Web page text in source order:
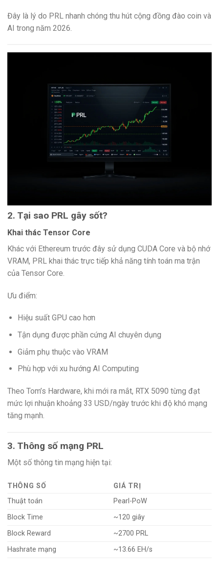
Đây là lý do PRL nhanh chóng thu hút cộng đồng đào coin và
AI trong năm 2026.
2. Tại sao PRL gây sốt?
Khai thác Tensor Core
Khác với Ethereum trước đây sử dụng CUDA Core và bộ nhớ
VRAM, PRL khai thác trực tiếp khả năng tính toán ma trận
của Tensor Core.
Ưu điểm:
Hiệu suất GPU cao hơn
Tận dụng được phần cứng AI chuyên dụng
Giảm phụ thuộc vào VRAM
Phù hợp với xu hướng AI Computing
Theo Tom’s Hardware, khi mới ra mắt, RTX 5090 từng đạt
mức lợi nhuận khoảng 33 USD/ngày trước khi độ khó mạng
tăng mạnh.
3. Thông số mạng PRL
Một số thông tin mạng hiện tại:
THÔNG SỐ
GIÁ TRỊ
Thuật toán
Pearl-PoW
Block Time
~120 giây
Block Reward
~2700 PRL
Hashrate mạng
~13.66 EH/s